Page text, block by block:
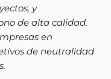
y
de alta calidad.
en
de neutralidad